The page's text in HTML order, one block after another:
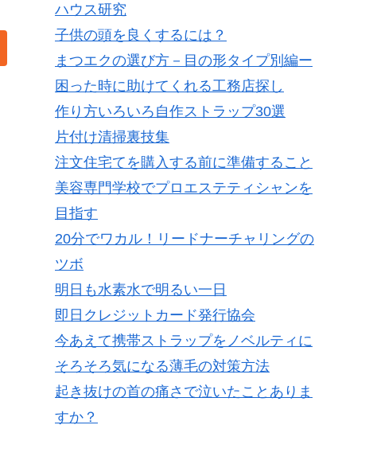
ハウス研究
子供の頭を良くするには？
まつエクの選び方－目の形タイプ別編ー
困った時に助けてくれる工務店探し
作り方いろいろ自作ストラップ30選
片付け清掃裏技集
注文住宅てを購入する前に準備すること
美容専門学校でプロエステティシャンを
目指す
20分でワカル！リードナーチャリングの
ツボ
明日も水素水で明るい一日
即日クレジットカード発行協会
今あえて携帯ストラップをノベルティに
そろそろ気になる薄毛の対策方法
起き抜けの首の痛さで泣いたことありま
すか？